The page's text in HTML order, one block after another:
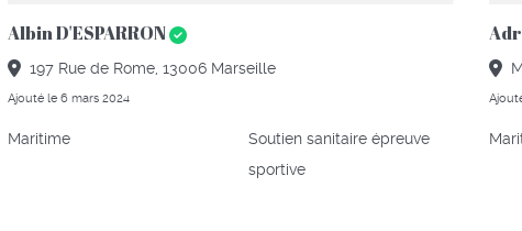
Albin D'ESPARRON
197 Rue de Rome, 13006 Marseille
Ajouté le 6 mars 2024
Maritime
Soutien sanitaire épreuve
sportive